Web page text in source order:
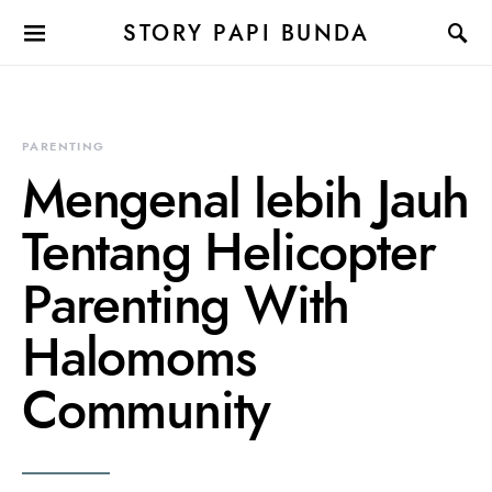
STORY PAPI BUNDA
PARENTING
Mengenal lebih Jauh
Tentang Helicopter
Parenting With
Halomoms
Community